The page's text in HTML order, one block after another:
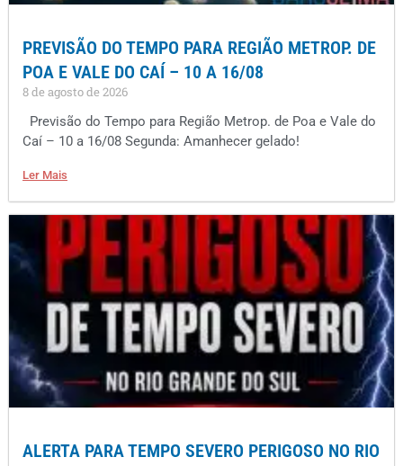
PREVISÃO DO TEMPO PARA REGIÃO METROP. DE
POA E VALE DO CAÍ – 10 A 16/08
8 de agosto de 2026
Previsão do Tempo para Região Metrop. de Poa e Vale do
Caí – 10 a 16/08 Segunda: Amanhecer gelado!
Ler Mais
ALERTA PARA TEMPO SEVERO PERIGOSO NO RIO